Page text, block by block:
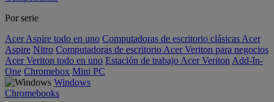
Por serie
Acer Aspire todo en uno Computadoras de escritorio clásicas Acer
Aspire Nitro Computadoras de escritorio Acer Veriton para negocios
Acer Veriton todo en uno Estación de trabajo Acer Veriton Add-In-
One Chromebox Mini PC
Windows
Chromebooks